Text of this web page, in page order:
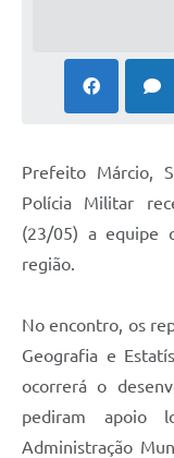
Prefeito Márcio,
Polícia Militar
(23/05) a equipe
região.
No encontro, os
Geografia e
ocorrerá o
pediram apoio
Administração